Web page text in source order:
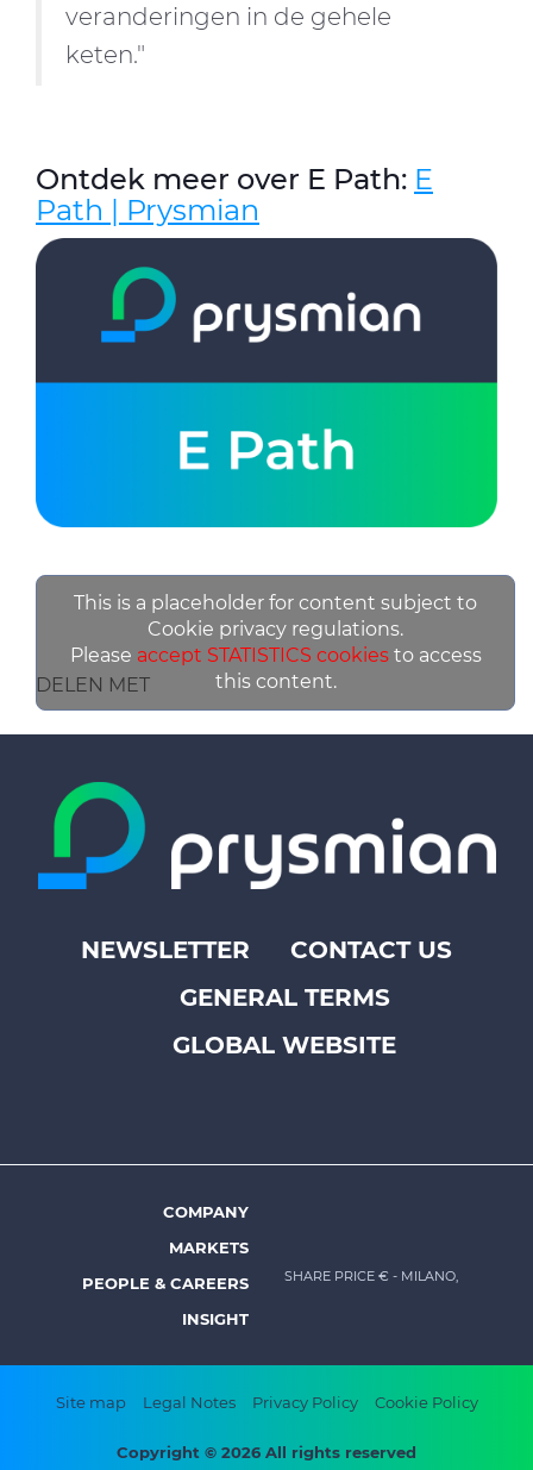
veranderingen in de gehele
keten."
Ontdek meer over E Path: E
Path | Prysmian
Afbeelding
DELEN MET
This is a placeholder for content subject to
Cookie privacy regulations.
Please accept STATISTICS cookiesto access
this content.
Footer
NEWSLETTER
CONTACT US
GENERAL TERMS
GLOBAL WEBSITE
Footer
menu
COMPANY
MARKETS
PEOPLE & CAREERS
INSIGHT
SHARE PRICE € - MILANO,
Footer
bottom
Site map Legal Notes Privacy Policy Cookie Policy
Copyright © 2026 All rights reserved